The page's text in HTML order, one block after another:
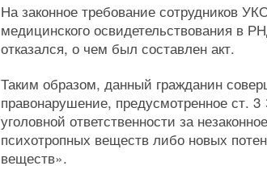
На законное требование
медицинского освидетельствования в
отказался, о чем был составлен акт.
Таким образом, данный гражданин
правонарушение, предусмотренное ст.
уголовной ответственности за
психотропных веществ либо новых
веществ».